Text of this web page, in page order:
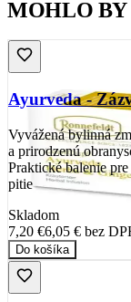
MOHLO
Ayurveda -
Vyvážená bylinná
a prirodzenú
Praktické balenie
pitie
Skladom
7,20 €6,05 € bez
Do košíka